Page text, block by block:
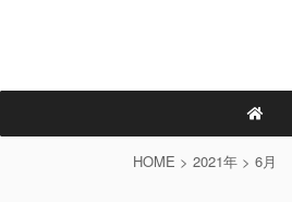
HOME > 2021年 > 6月